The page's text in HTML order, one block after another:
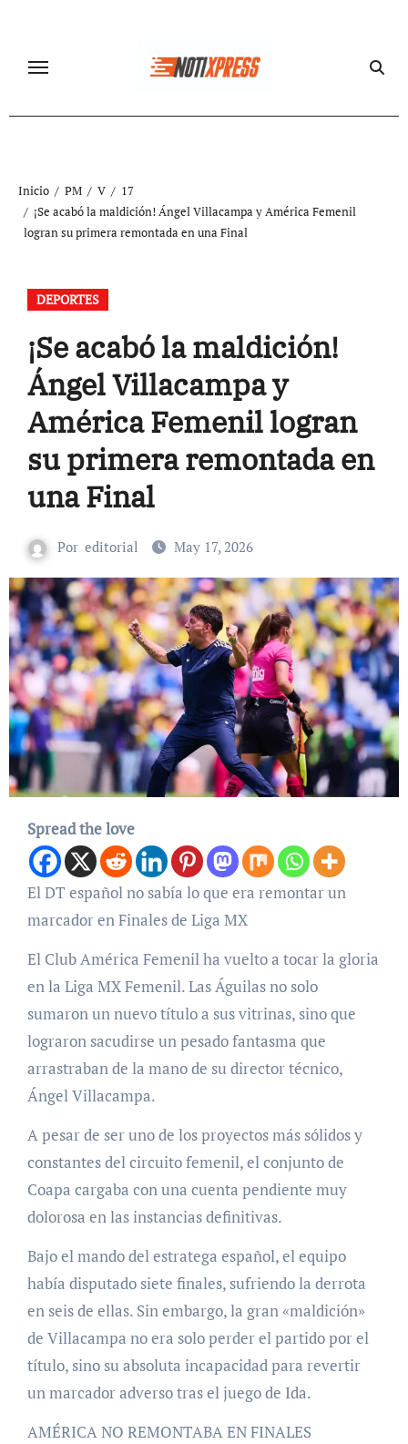
contenido
Inicio PM V
17
¡Se acabó la maldición! Ángel Villacampa y América Femenil
logran su primera remontada en una Final
DEPORTES
¡Se acabó la maldición!
Ángel Villacampa y
América Femenil logran
su primera remontada en
una Final
Por editorial May 17, 2026
Spread the love
El DT español no sabía lo que era remontar un
marcador en Finales de Liga MX
El Club América Femenil ha vuelto a tocar la gloria
en la Liga MX Femenil. Las Águilas no solo
sumaron un nuevo título a sus vitrinas, sino que
lograron sacudirse un pesado fantasma que
arrastraban de la mano de su director técnico,
Ángel Villacampa.
A pesar de ser uno de los proyectos más sólidos y
constantes del circuito femenil, el conjunto de
Coapa cargaba con una cuenta pendiente muy
dolorosa en las instancias definitivas.
Bajo el mando del estratega español, el equipo
había disputado siete finales, sufriendo la derrota
en seis de ellas. Sin embargo, la gran «maldición»
de Villacampa no era solo perder el partido por el
título, sino su absoluta incapacidad para revertir
un marcador adverso tras el juego de Ida.
AMÉRICA NO REMONTABA EN FINALES